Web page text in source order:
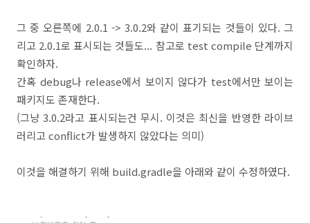
그 중 오른쪽에 2.0.1 -> 3.0.2와 같이 표기되는 것들이 있다. 그
리고 2.0.1로 표시되는 것들도... 참고로 test compile 단계까지
확인하자.
간혹 debug나 release에서 보이지 않다가 test에서만 보이는
패키지도 존재한다.
(그냥 3.0.2라고 표시되는건 무시. 이것은 최신을 반영한 라이브
러리고 conflict가 발생하지 않았다는 의미)
이것을 해결하기 위해 build.gradle을 아래와 같이 수정하였다.